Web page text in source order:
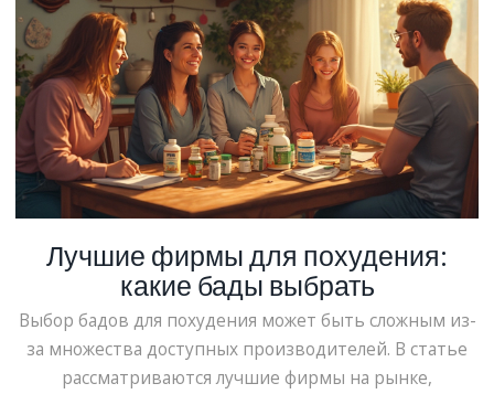
Лучшие фирмы для похудения:
какие бады выбрать
Выбор бадов для похудения может быть сложным из-
за множества доступных производителей. В статье
рассматриваются лучшие фирмы на рынке,